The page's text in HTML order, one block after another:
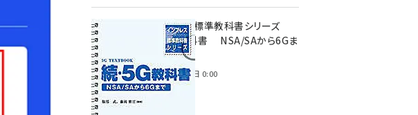
インプレス標準教科書シリーズ
続・5G教科書 NSA/SAから6Gま
2023年4月3日 0:00